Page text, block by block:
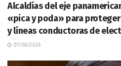
Alcaldías del eje
«pica y poda» para
y líneas conductoras de
07/08/2026